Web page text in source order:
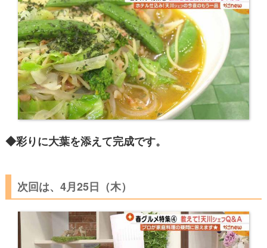
◆彩りに大葉を添えて完成です。
次回は、4月25日（木）